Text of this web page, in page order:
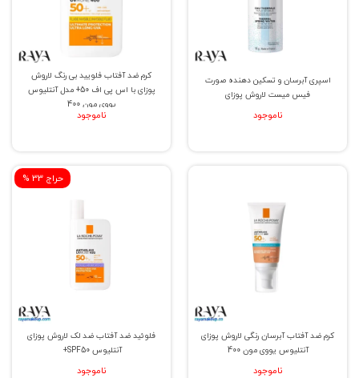
اسپری آبرسان و تسکین دهنده صورت
فیس میست لاروش پوزای
ناموجود
کرم ضد آفتاب فلویید بی رنگ لاروش
پوزای با اس پی اف 50+ مدل آنتلیوس
یووی مون 400
ناموجود
کرم ضد آفتاب آبرسان رنگی لاروش پوزای
آنتلیوس یووی مون 400
ناموجود
% حراج 33
فلوئید ضد آفتاب ضد لک لاروش پوزای
آنتلیوس SPF50+
ناموجود